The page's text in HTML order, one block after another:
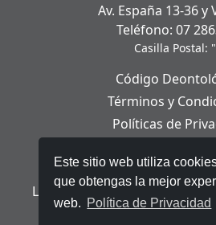
Este sitio web utiliza
que obtengas la mejor
web. Política de Privacidad
Av. España 13-36 y
Teléfono: 07
Casilla Postal:
Código
Términos y
Políticas de
Aviso Legal
Ley Orgánica de Protección